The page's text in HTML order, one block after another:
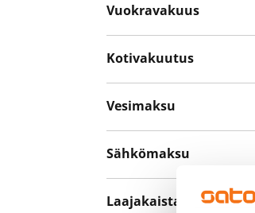
Vuokravakuus
Kotivakuutus
Vesimaksu
Sähkömaksu
Laajakaista